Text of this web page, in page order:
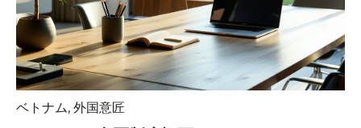
ベトナム, 外国意匠